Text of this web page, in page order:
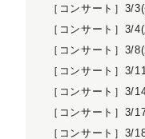
［コンサート］
［コンサート］
［コンサート］
［コンサート］
［コンサート］
［コンサート］
［コンサート］